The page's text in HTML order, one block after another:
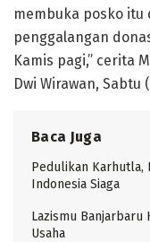
membuka posko itu
penggalangan
Kamis pagi,” cerita
Dwi Wirawan, Sabtu
Baca Juga
Pedulikan Karhutla,
Indonesia Siaga
Lazismu Banjarbaru
Usaha